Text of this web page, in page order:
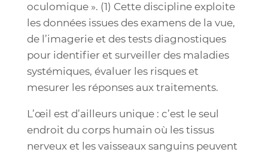
oculomique ». (1) Cette discipline exploite
les données issues des examens de la vue,
de l’imagerie et des tests diagnostiques
pour identifier et surveiller des maladies
systémiques, évaluer les risques et
mesurer les réponses aux traitements.
L’œil est d’ailleurs unique : c’est le seul
endroit du corps humain où les tissus
nerveux et les vaisseaux sanguins peuvent